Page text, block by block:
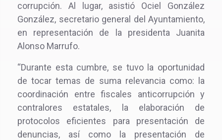
corrupción. Al lugar, asistió Ociel González
González, secretario general del Ayuntamiento,
en representación de la presidenta Juanita
Alonso Marrufo.
“Durante esta cumbre, se tuvo la oportunidad
de tocar temas de suma relevancia como: la
coordinación entre fiscales anticorrupción y
contralores estatales, la elaboración de
protocolos eficientes para presentación de
denuncias, así como la presentación de